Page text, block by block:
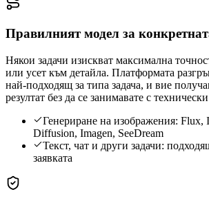
Правилният модел за
Някои задачи изискват максимална
или усет към детайла. Платформата
най-подходящ за типа задача, и вие
резултат без да се занимавате с
Генериране на изображения: Flux,
Diffusion, Imagen, SeeDream
Текст, чат и други задачи:
заявката